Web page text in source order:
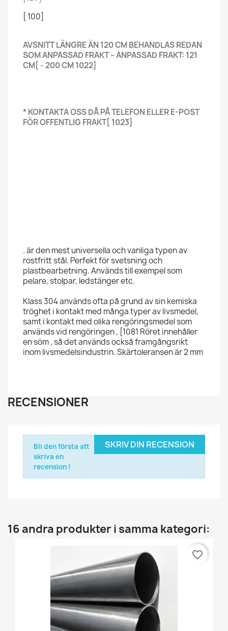
[ 100]
AVSNITT LÄNGRE ÄN 120 CM BEHANDLAS REDAN
SOM ANPASSAD FRAKT – ANPASSAD FRAKT: 121
CM[ - 200 CM 1022]
* KONTAKTA OSS DÅ PÅ TELEFON ELLER E-POST
FÖR OFFENTLIG FRAKT[ 1023]
. är den mest universella och vanliga typen av
rostfritt stål. Perfekt för svetsning och
plastbearbetning. Används till exempel som
pelare, stolpar, ledstänger etc.
Klass 304 används ofta på grund av sin kemiska
tröghet i kontakt med många typer av livsmedel,
samt i kontakt med olika rengöringsmedel som
används vid rengöringen , [1081 Röret innehåller
en söm , så det används också framgångsrikt
inom livsmedelsindustrin. Skärtoleransen är 2 mm
RECENSIONER
SKRIV DIN RECENSION
Bli den första att
skriva en
recension !
16 andra produkter i samma kategori:
favorite_border